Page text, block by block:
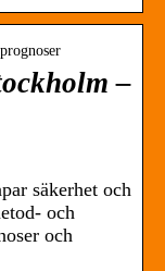
–
säkerhet och
och
och